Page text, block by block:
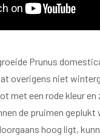
Prunus
overigens niet
met een rode kleur
de pruimen
hoog ligt,